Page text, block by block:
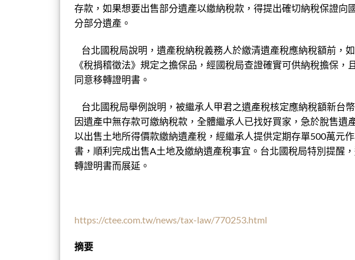
存款，如果想要出售部分遺產以繳納稅款，得提出確切納稅保證向
分部分遺產。
台北國稅局說明，遺產稅納稅義務人於繳清遺產稅應納稅額前，
《稅捐稽徵法》規定之擔保品，經國稅局查證確實可供納稅擔保
同意移轉證明書。
台北國稅局舉例說明，被繼承人甲君之遺產稅核定應納稅額新台
因遺產中無存款可繳納稅款，全體繼承人已找好買家，急於脫售遺
以出售土地所得價款繳納遺產稅，經繼承人提供定期存單500萬元
書，順利完成出售A土地及繳納遺產稅事宜。台北國稅局特別提醒
轉證明書而展延。
https://ctee.com.tw/news/tax-law/770253.html
摘要